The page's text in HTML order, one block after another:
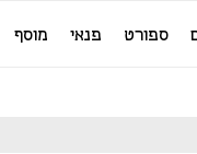
ספורט פנאי מוסף